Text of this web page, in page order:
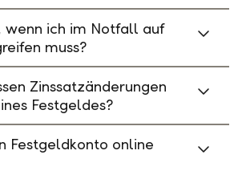
wenn ich im Notfall auf
muss?
Zinssatzänderungen
Festgeldes?
Festgeldkonto online